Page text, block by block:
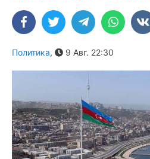
Политика, 9 Авг. 22:30